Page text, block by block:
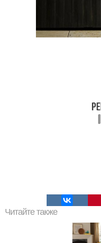
Читайте также